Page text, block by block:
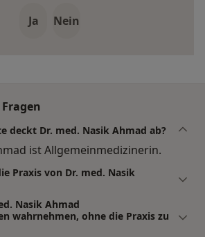
Ja Nein
deckt Dr. med. Nasik Ahmad ab?
ist Allgemeinmedizinerin.
Praxis von Dr. med. Nasik
Nasik Ahmad
wahrnehmen, ohne die Praxis zu